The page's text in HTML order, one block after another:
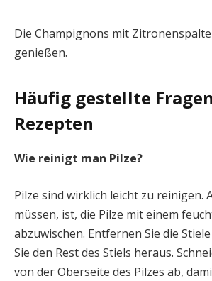
Die Champignons mit
genießen.
Häufig gestellte
Rezepten
Wie reinigt man Pilze?
Pilze sind wirklich leicht zu reinigen.
müssen, ist, die Pilze mit einem
abzuwischen. Entfernen Sie die
Sie den Rest des Stiels heraus.
von der Oberseite des Pilzes ab,